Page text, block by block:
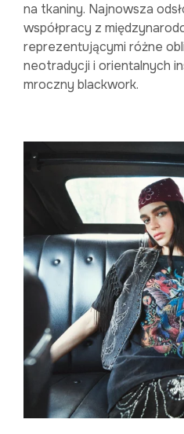
na tkaniny. Najnowsza
współpracy z
reprezentującymi różne
neotradycji i orientalnych
mroczny blackwork.